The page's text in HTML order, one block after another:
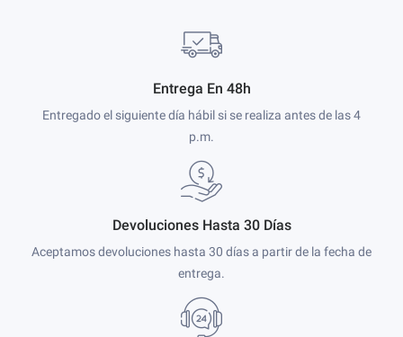
Entrega En 48h
Entregado el siguiente día hábil si se realiza antes de las 4
p.m.
Devoluciones Hasta 30 Días
Aceptamos devoluciones hasta 30 días a partir de la fecha de
entrega.